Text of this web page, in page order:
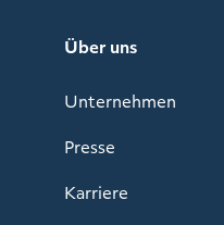
Über uns
Unternehmen
Presse
Karriere